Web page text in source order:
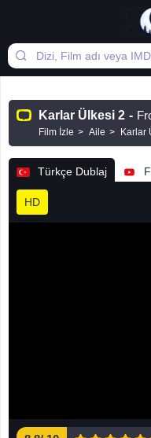
Karlar Ülkesi 2 -
Film İzle Aile Karlar
Türkçe Dublaj
HD